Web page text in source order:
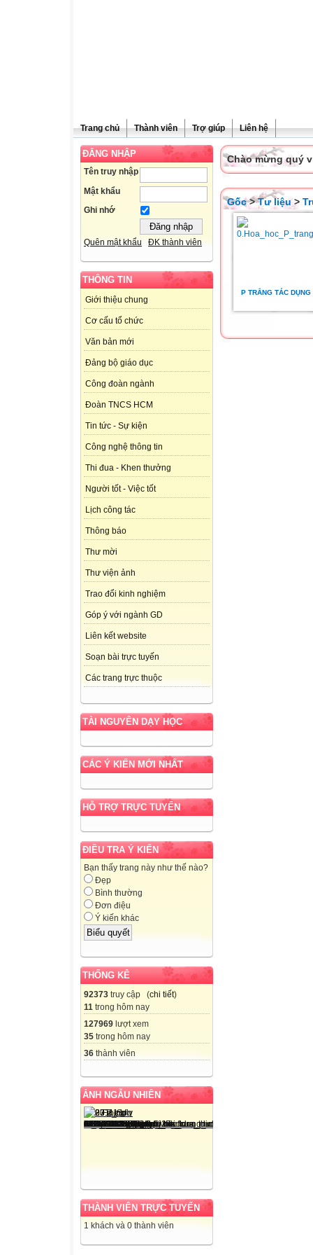
Trang chủ Thành viên Trợ giúp Liên hệ
ĐĂNG NHẬP
Tên truy nhập
Mật khẩu
Ghi nhớ
Quên mật khẩu ĐK thành viên
THÔNG TIN
Giới thiệu chung
Cơ cấu tổ chức
Văn bản mới
Đảng bộ giáo dục
Công đoàn ngành
Đoàn TNCS HCM
Tin tức - Sự kiện
Công nghệ thông tin
Thi đua - Khen thưởng
Người tốt - Việc tốt
Lịch công tác
Thông báo
Thư mời
Thư viện ảnh
Trao đổi kinh nghiệm
Góp ý với ngành GD
Liên kết website
Soạn bài trực tuyến
Các trang trực thuộc
TÀI NGUYÊN DẠY HỌC
CÁC Ý KIẾN MỚI NHẤT
HỖ TRỢ TRỰC TUYẾN
ĐIỀU TRA Ý KIẾN
Bạn thấy trang này như thế nào?
Đẹp
Bình thường
Đơn điệu
Ý kiến khác
THỐNG KÊ
92373 truy cập (chi tiết)
11 trong hôm nay
127969 lượt xem
35 trong hôm nay
36 thành viên
ẢNH NGẪU NHIÊN
THÀNH VIÊN TRỰC TUYẾN
1 khách và 0 thành viên
Chào mừng quý
Gốc>Tư liệu>
P TRẮNG TÁC